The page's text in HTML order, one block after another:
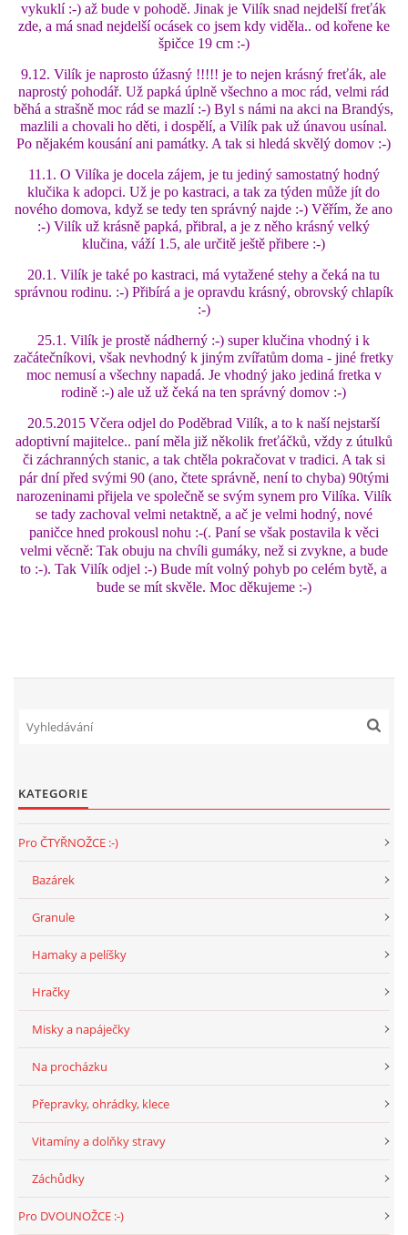
JEDNA ČÍ VÍCE FRETEK?
KASTRACE
STRAVA
PODPORA
HISTORIE 2022
O NÁS :-)
VÝROČNÍ ZPRÁVY
KONTAKT
JAK NÁM POMOCI
NAPSALI O NÁS
JAK NÁM POMOCI - POMÁHAJÍ NÁM :-)
vykuklí :-) až bude v pohodě. Jinak je Vilík snad nejdelší freťák
zde, a má snad nejdelší ocásek co jsem kdy viděla.. od kořene ke
špičce 19 cm :-)
9.12. Vilík je naprosto úžasný !!!!! je to nejen krásný freťák, ale
naprostý pohodář. Už papká úplně všechno a moc rád, velmi rád
běhá a strašně moc rád se mazlí :-) Byl s námi na akci na Brandýs,
mazlili a chovali ho děti, i dospělí, a Vilík pak už únavou usínal.
Po nějakém kousání ani památky. A tak si hledá skvělý domov :-)
11.1. O Vilíka je docela zájem, je tu jediný samostatný hodný
klučika k adopci. Už je po kastraci, a tak za týden může jít do
nového domova, když se tedy ten správný najde :-) Věřím, že ano
:-) Vilík už krásně papká, přibral, a je z něho krásný velký
klučina, váží 1.5, ale určitě ještě přibere :-)
20.1. Vilík je také po kastraci, má vytažené stehy a čeká na tu
správnou rodinu. :-) Přibírá a je opravdu krásný, obrovský chlapík
:-)
25.1. Vilík je prostě nádherný :-) super klučina vhodný i k
začátečníkovi, však nevhodný k jiným zvířatům doma - jiné fretky
moc nemusí a všechny napadá. Je vhodný jako jediná fretka v
rodině :-) ale už už čeká na ten správný domov :-)
20.5.2015 Včera odjel do Poděbrad Vilík, a to k naší nejstarší
adoptivní majitelce.. paní měla již několik freťáčků, vždy z útulků
či záchranných stanic, a tak chtěla pokračovat v tradici. A tak si
pár dní před svými 90 (ano, čtete správně, není to chyba) 90tými
narozeninami přijela ve společně se svým synem pro Vilíka. Vilík
se tady zachoval velmi netaktně, a ač je velmi hodný, nové
paničce hned prokousl nohu :-(. Paní se však postavila k věci
velmi věcně: Tak obuju na chvíli gumáky, než si zvykne, a bude
to :-). Tak Vilík odjel :-) Bude mít volný pohyb po celém bytě, a
bude se mít skvěle. Moc děkujeme :-)
KATEGORIE
Pro ČTYŘNOŽCE :-)
Bazárek
Granule
Hamaky a pelíšky
Hračky
Misky a napáječky
Na procházku
Přepravky, ohrádky, klece
Vitamíny a dolňky stravy
Záchůdky
Pro DVOUNOŽCE :-)